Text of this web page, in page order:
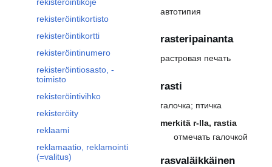
rekisteröintikortisto
rekisteröintikortti
rekisteröintinumero
rekisteröintiosasto, -
toimisto
rekisteröintivihko
rekisteröity
reklaami
reklamaatio, reklamointi
(=valitus)
автотипия
rasteripainanta
растровая печать
rasti
галочка; птичка
merkitä r-lla, rastia
отмечать галочкой
rasvaläikkäinen